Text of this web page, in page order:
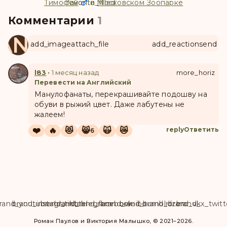
favorite
favorite_filled
Тимофей
в Московском Зоопарке
Комментарии 1
add_imageattach_file add_reactionsend
l83 • 1 месяц назад
Перевести на Английский
more_horiz
Манулофанаты, перекрашивайте подошву на
обуви в рыжий цвет. Даже лабутены не
жалеем!
❤️ 🔥 😻 😸6 🙀 😿 replyОтветить
brand_instagram
brand_tiktok
brand_telegram
brand_facebook
brand_weibo
brand_tumblr
brand_dzenbrand_vk
Роман Паулов и Виктория Малышко, © 2021–2026.